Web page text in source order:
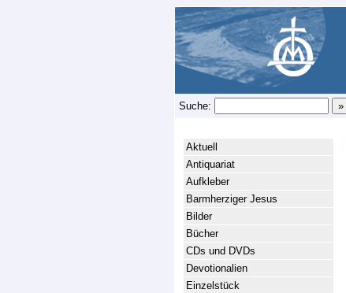
Suche:
Aktuell
Antiquariat
Aufkleber
Barmherziger Jesus
Bilder
Bücher
CDs und DVDs
Devotionalien
Einzelstück